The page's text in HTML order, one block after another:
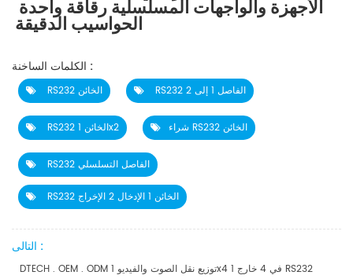
الحواسيب الدقيقة
الكلمات الساخنة :
RS232 الخائن RS232 الفاصل 1 إلى 2
RS232 الخائن 1x2 شراء RS232 الخائن
RS232 الفاصل التسلسلي
RS232 الخائن 1 الإدخال 2 الإخراج
التالى :
DTECH . OEM . ODM توزيع نقل الصوت والفيديو 1x4 1 في 4 خارج RS232